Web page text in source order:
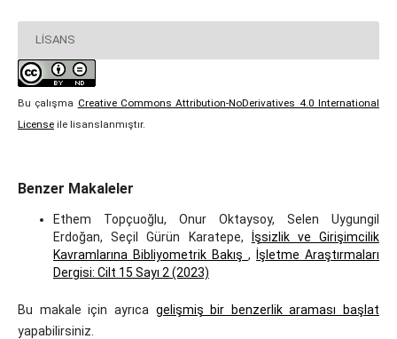
LISANS
Bu çalışma Creative Commons Attribution-NoDerivatives 4.0 International
Licenseile lisanslanmıştır.
Benzer Makaleler
Ethem Topçuoğlu, Onur Oktaysoy, Selen Uygungil
Erdoğan, Seçil Gürün Karatepe,
İşsizlik ve Girişimcilik
Kavramlarına Bibliyometrik Bakış,
İşletme Araştırmaları
Dergisi: Cilt 15 Sayı 2 (2023)
Bu makale için ayrıca gelişmiş bir benzerlik araması başlat
yapabilirsiniz.